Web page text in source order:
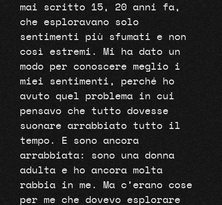
mai scritto 15, 20 anni fa,
che esploravano solo
sentimenti più sfumati e non
così estremi. Mi ha dato un
modo per conoscere meglio i
miei sentimenti, perché ho
avuto quel problema in cui
pensavo che tutto dovesse
suonare arrabbiato tutto il
tempo. E sono ancora
arrabbiata: sono una donna
adulta e ho ancora molta
rabbia in me. Ma c’erano cose
per me che dovevo esplorare